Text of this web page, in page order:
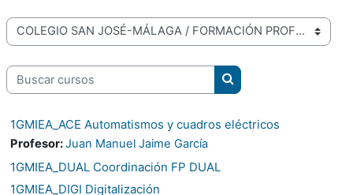
Categorías
Buscar cursos
Buscar cursos
1GMIEA_ACE Automatismos y cuadros eléctricos
Profesor:Juan Manuel Jaime García
1GMIEA_DUAL Coordinación FP DUAL
1GMIEA_DIGI Digitalización